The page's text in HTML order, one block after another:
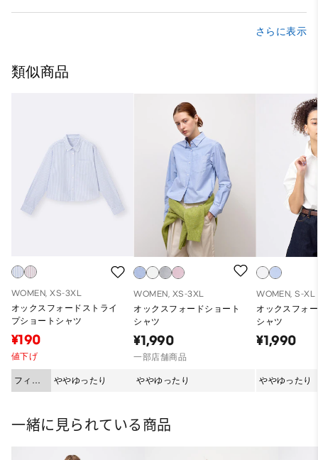
さらに表示
類似商品
WOMEN, XS-3XL
オックスフォードストライ
プショートシャツ
¥190
値下げ
フィッ
ト
ややゆったり
WOMEN, XS-3XL
オックスフォードショート
シャツ
¥1,990
一部店舗商品
ややゆったり
WOMEN, S-XL
オックスフォ
シャツ
¥1,990
ややゆったり
一緒に見られている商品